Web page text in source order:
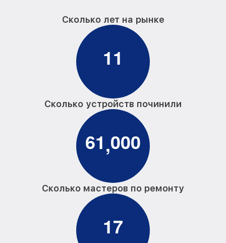
Сколько лет на рынке
11
Сколько устройств починили
61,000
Сколько мастеров по ремонту
17